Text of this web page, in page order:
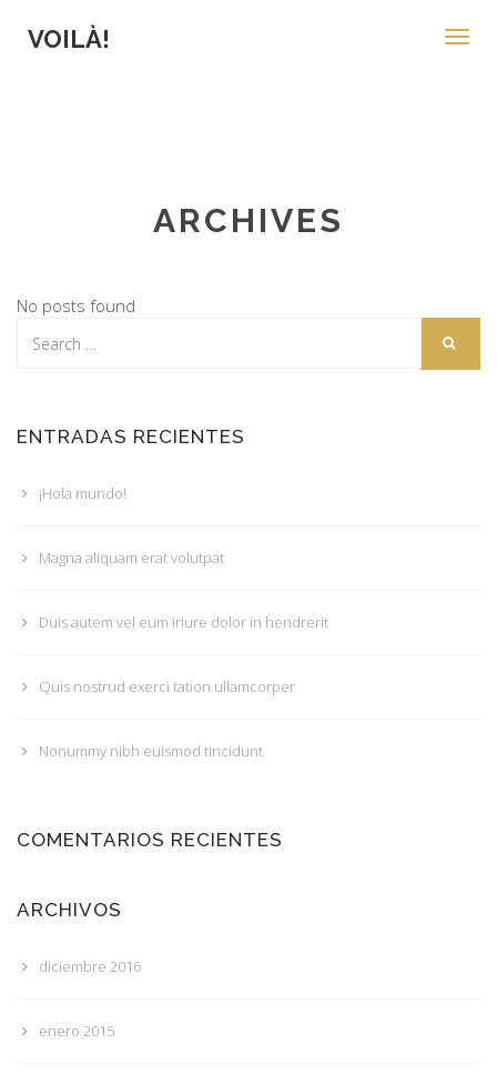
VOILÀ!
ARCHIVES
No posts found
ENTRADAS RECIENTES
¡Hola mundo!
Magna aliquam erat volutpat
Duis autem vel eum iriure dolor in hendrerit
Quis nostrud exerci tation ullamcorper
Nonummy nibh euismod tincidunt
COMENTARIOS RECIENTES
ARCHIVOS
diciembre 2016
enero 2015